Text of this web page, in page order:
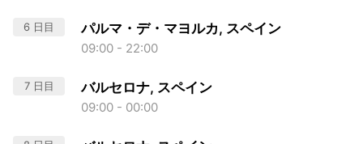
6 日目 パルマ・デ・マヨルカ, スペイン
09:00 - 22:00
7 日目 バルセロナ, スペイン
09:00 - 00:00